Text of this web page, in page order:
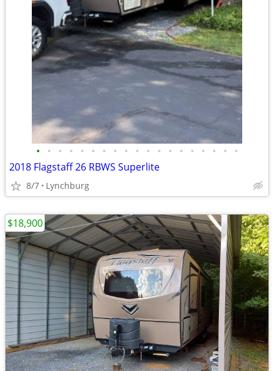
• • • • • • • • • • • • • • • • • • •
2018 Flagstaff 26 RBWS Superlite
8/7 Lynchburg
$18,900